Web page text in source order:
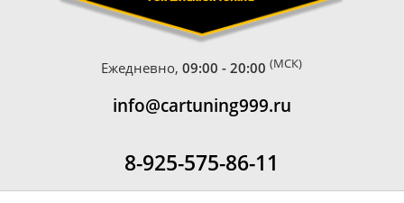
Ежедневно,09:00 - 20:00 (МСК)
info@cartuning999.ru
8-925-575-86-11